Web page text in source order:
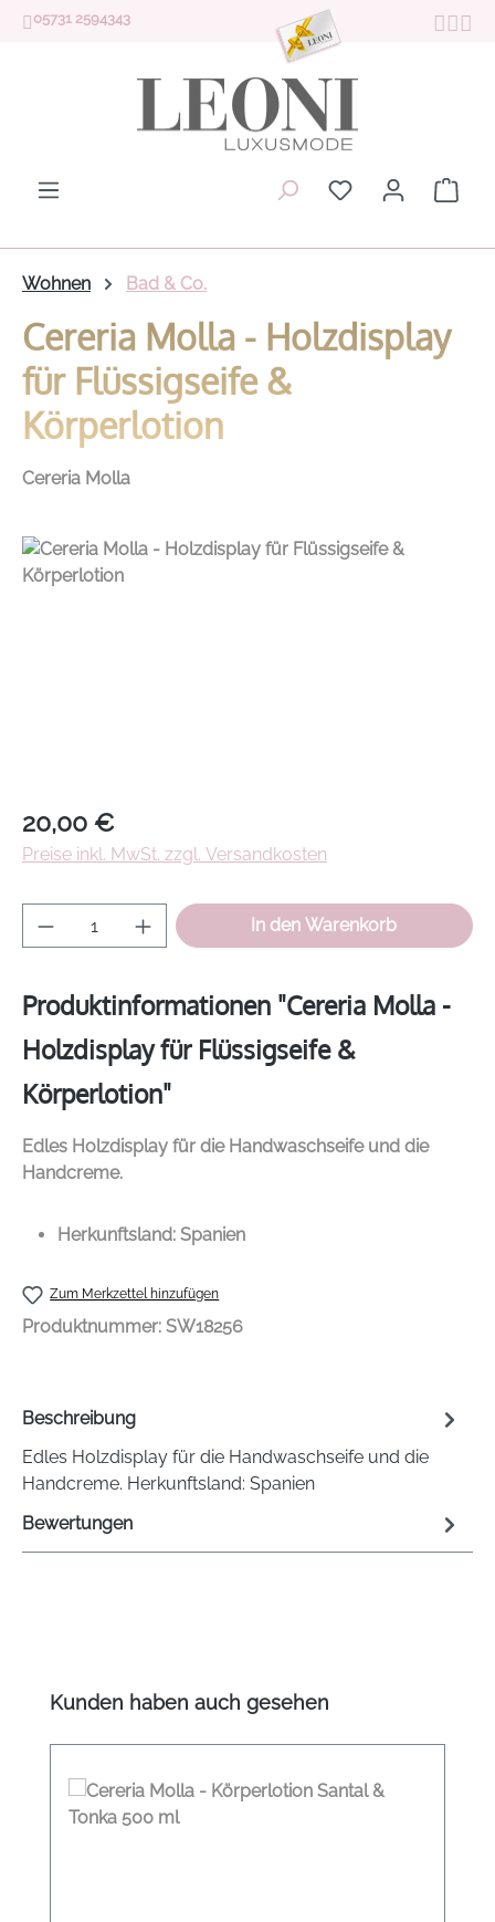
Zum Hauptinhalt springen
05731 2594343
Du hast 0
Wohnen Bad & Co.
Cereria Molla - Holzdisplay
für Flüssigseife &
Körperlotion
Cereria Molla
Regulärer Preis:
20,00 €
Preise inkl. MwSt. zzgl. Versandkosten
Produkt Anzahl: Gib den gewünschten
In den Warenkorb
Produktinformationen "Cereria Molla -
Holzdisplay für Flüssigseife &
Körperlotion"
Edles Holzdisplay für die Handwaschseife und die
Handcreme.
Herkunftsland: Spanien
Zum Merkzettel hinzufügen
Produktnummer: SW18256
Beschreibung
Edles Holzdisplay für die Handwaschseife und die
Handcreme. Herkunftsland: Spanien
Bewertungen
Produktgalerie überspringen
Kunden haben auch gesehen